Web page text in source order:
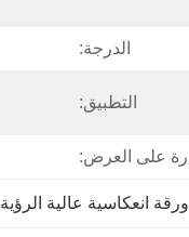
الدرجة:
التطبيق:
على العرض:
ورقة انعكاسية عالية الرؤية